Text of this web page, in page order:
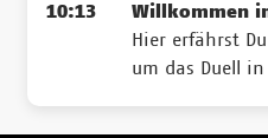
10:13
Willkommen
Hier erfährst
um das Duell